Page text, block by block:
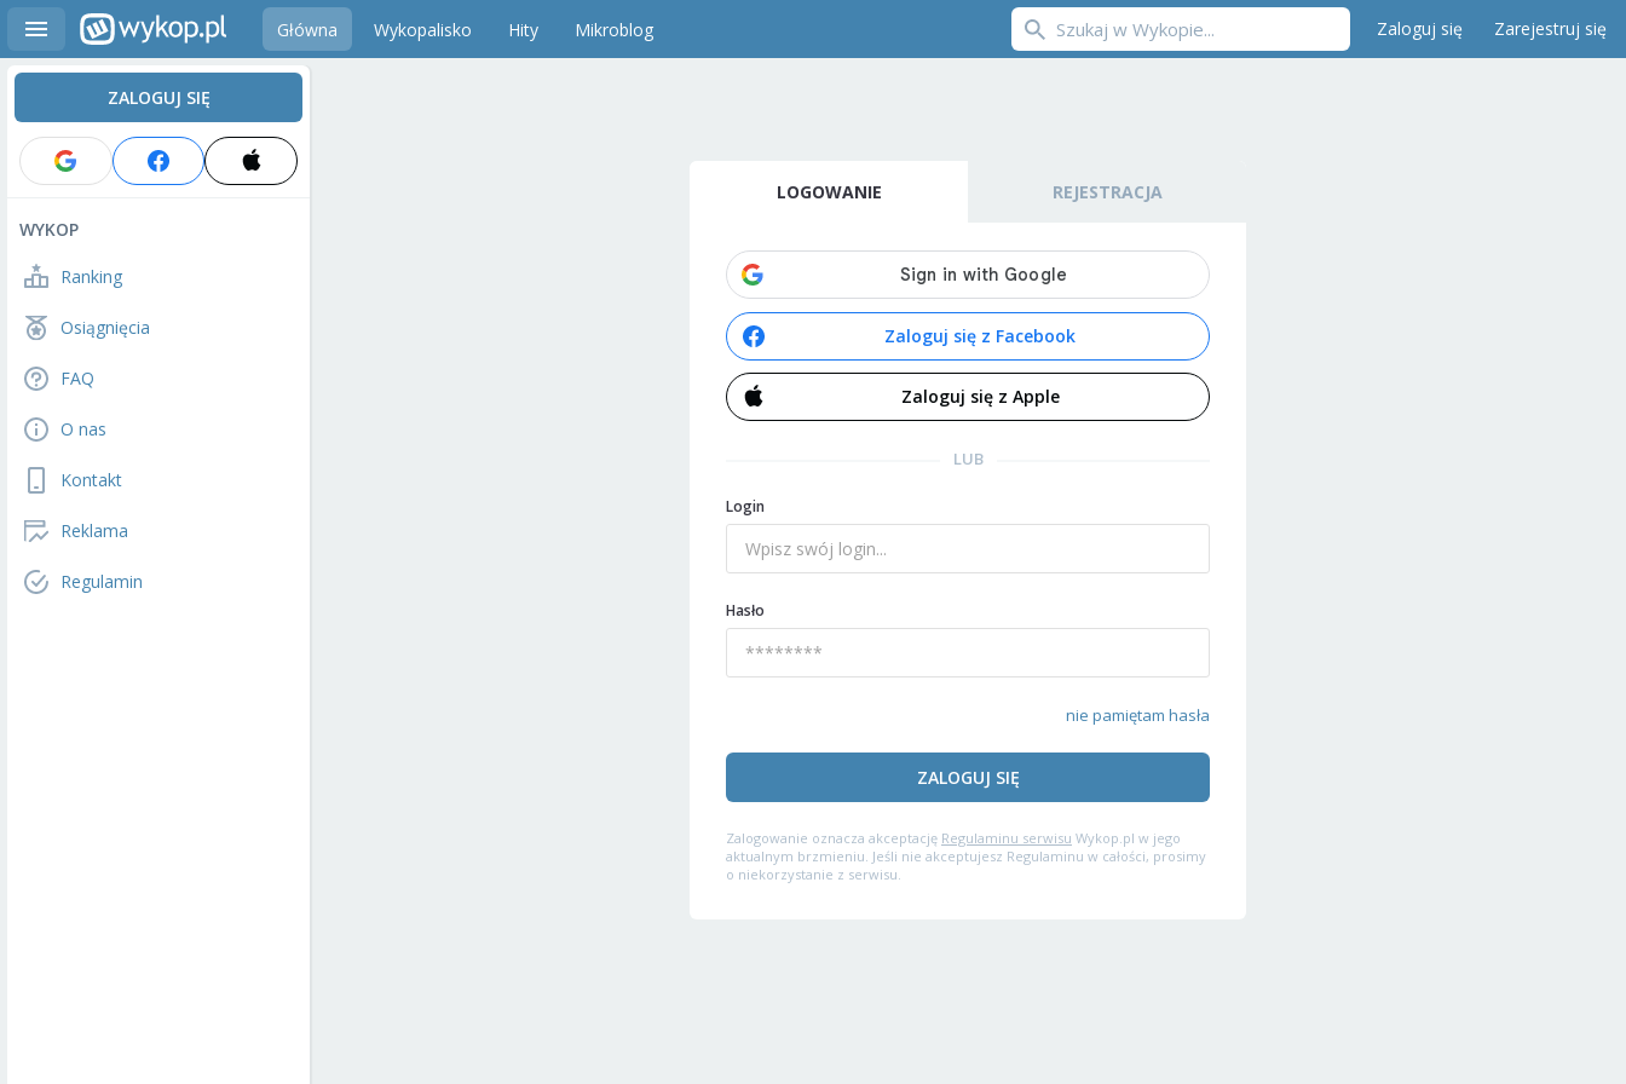
Główna Wykopalisko Hity Mikroblog Zaloguj się Zarejestruj się
ZALOGUJ SIĘ
WYKOP
Ranking
Osiągnięcia
FAQ
O nas
Kontakt
Reklama
Regulamin
LOGOWANIE REJESTRACJA
Zaloguj się z Facebook
Zaloguj się z Apple
LUB
Login
Hasło
nie pamiętam hasła
ZALOGUJ SIĘ
Zalogowanie oznacza akceptację Regulaminu serwisu Wykop.pl w jego
aktualnym brzmieniu. Jeśli nie akceptujesz Regulaminu w całości, prosimy
o niekorzystanie z serwisu.